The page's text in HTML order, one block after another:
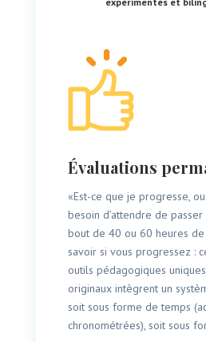
Évaluations
«Est-ce que je progresse,
besoin d’attendre de
bout de 40 ou 60 heures
savoir si vous progressez :
outils pédagogiques
originaux intègrent un
soit sous forme de temps
chronométrées), soit sous